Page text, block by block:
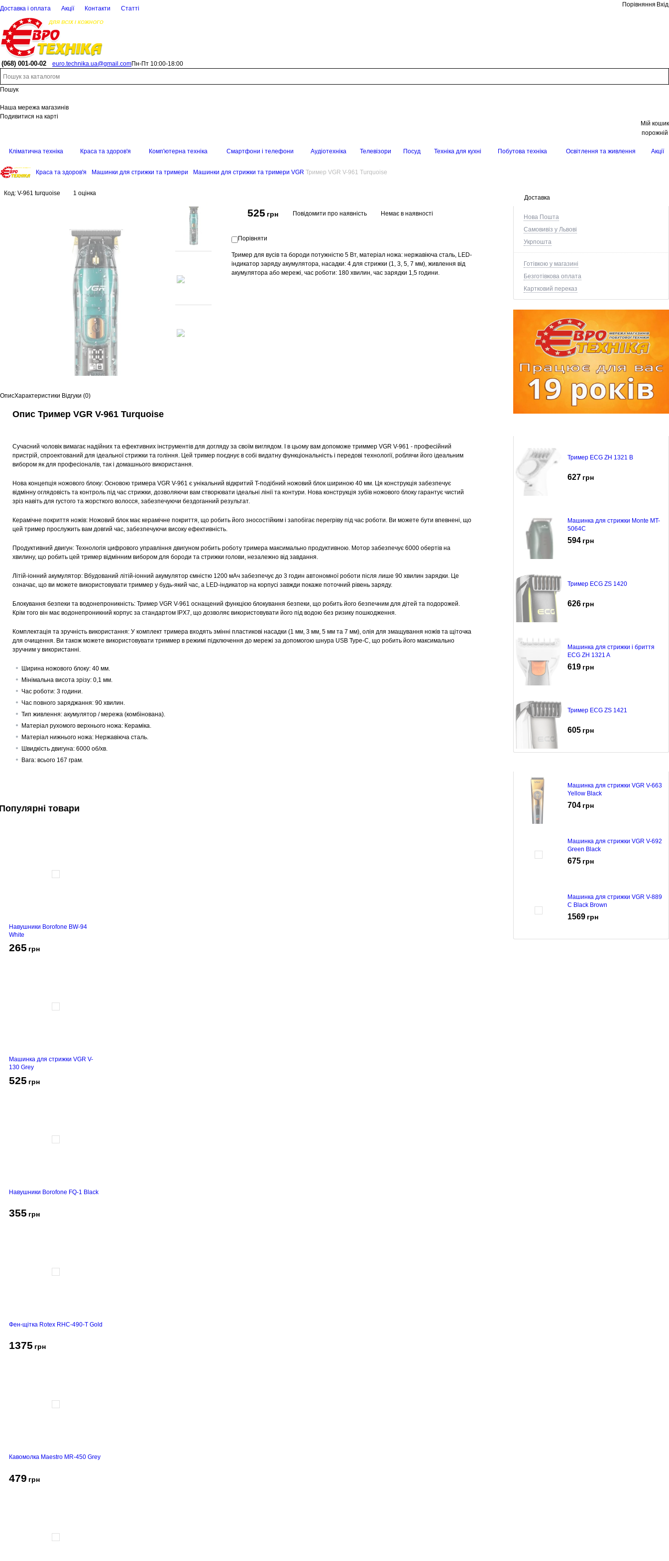
Доставка і оплата Акції Контакти Статті
Порівняння Вхід
(068) 001-00-02 euro.technika.ua@gmail.comПн-Пт 10:00-18:00
Пошук
Наша мережа магазинів
Подивитися на карті
Мій кошик
порожній
Кліматична техніка Краса та здоров'я Комп'ютерна техніка Смартфони і телефони Аудіотехніка Телевізори Посуд Техніка для кухні Побутова техніка Освітлення та живлення Акції
Краса та здоров'я Машинки для стрижки та тримери Машинки для стрижки та тримери VGR Тример VGR V-961 Turquoise
Доставка
Нова Пошта
Самовивіз у Львові
Укрпошта
Готівкою у магазині
Безготівкова оплата
Картковий переказ
Тример ECG ZH 1321 B
627 грн
Машинка для стрижки Monte MT-
5064C
594 грн
Тример ECG ZS 1420
626 грн
Машинка для стрижки і бриття
ECG ZH 1321 A
619 грн
Тример ECG ZS 1421
605 грн
Машинка для стрижки VGR V-663
Yellow Black
704 грн
Машинка для стрижки VGR V-692
Green Black
675 грн
Машинка для стрижки VGR V-889
C Black Brown
1569 грн
Код: V-961 turquoise 1 оцінка
525 грн Повідомити про наявність Немає в наявності
Порівняти
Тример для вусів та бороди потужністю 5 Вт, матеріал ножа: нержавіюча сталь, LED-
індикатор заряду акумулятора, насадки: 4 для стрижки (1, 3, 5, 7 мм), живлення від
акумулятора або мережі, час роботи: 180 хвилин, час зарядки 1,5 години.
ОписХарактеристики Відгуки (0)
Опис Тример VGR V-961 Turquoise
Сучасний чоловік вимагає надійних та ефективних інструментів для догляду за своїм виглядом. І в цьому вам допоможе триммер VGR V-961 - професійний
пристрій, спроектований для ідеальної стрижки та гоління. Цей тример поєднує в собі видатну функціональність і передові технології, роблячи його ідеальним
вибором як для професіоналів, так і домашнього використання.
Нова концепція ножового блоку: Основою тримера VGR V-961 є унікальний відкритий T-подібний ножовий блок шириною 40 мм. Ця конструкція забезпечує
відмінну оглядовість та контроль під час стрижки, дозволяючи вам створювати ідеальні лінії та контури. Нова конструкція зубів ножового блоку гарантує чистий
зріз навіть для густого та жорсткого волосся, забезпечуючи бездоганний результат.
Керамічне покриття ножів: Ножовий блок має керамічне покриття, що робить його зносостійким і запобігає перегріву під час роботи. Ви можете бути впевнені, що
цей тример прослужить вам довгий час, забезпечуючи високу ефективність.
Продуктивний двигун: Технологія цифрового управління двигуном робить роботу тримера максимально продуктивною. Мотор забезпечує 6000 обертів на
хвилину, що робить цей тример відмінним вибором для бороди та стрижки голови, незалежно від завдання.
Літій-іонний акумулятор: Вбудований літій-іонний акумулятор ємністю 1200 мАч забезпечує до 3 годин автономної роботи після лише 90 хвилин зарядки. Це
означає, що ви можете використовувати триммер у будь-який час, а LED-індикатор на корпусі завжди покаже поточний рівень заряду.
Блокування безпеки та водонепроникність: Тример VGR V-961 оснащений функцією блокування безпеки, що робить його безпечним для дітей та подорожей.
Крім того він має водонепроникний корпус за стандартом IPX7, що дозволяє використовувати його під водою без ризику пошкодження.
Комплектація та зручність використання: У комплект тримера входять змінні пластикові насадки (1 мм, 3 мм, 5 мм та 7 мм), олія для змащування ножів та щіточка
для очищення. Ви також можете використовувати триммер в режимі підключення до мережі за допомогою шнура USB Type-C, що робить його максимально
зручним у використанні.
Ширина ножового блоку: 40 мм.
Мінімальна висота зрізу: 0,1 мм.
Час роботи: 3 години.
Час повного заряджання: 90 хвилин.
Тип живлення: акумулятор / мережа (комбінована).
Матеріал рухомого верхнього ножа: Кераміка.
Матеріал нижнього ножа: Нержавіюча сталь.
Швидкість двигуна: 6000 об/хв.
Вага: всього 167 грам.
товари
Навушники Borofone BW-94
White
265 грн
Машинка для стрижки VGR V-
130 Grey
525 грн
Навушники Borofone FQ-1 Black
355 грн
Фен-щітка Rotex RHC-490-T Gold
1375 грн
Кавомолка Maestro MR-450 Grey
479 грн